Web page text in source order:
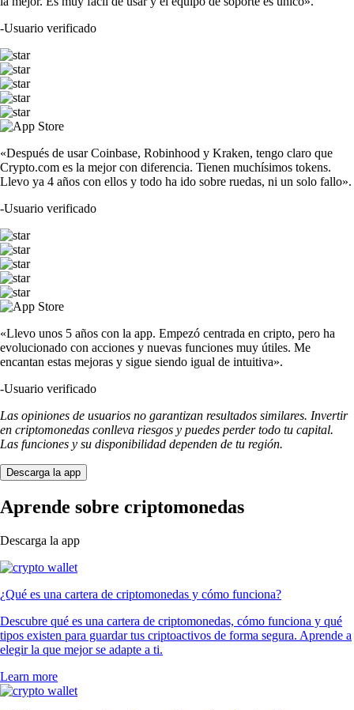
-Usuario verificado
«Después de usar Coinbase, Robinhood y Kraken, tengo claro que
Crypto.com es la mejor con diferencia. Tienen muchísimos tokens.
Llevo ya 4 años con ellos y todo ha ido sobre ruedas, ni un solo fallo».
-Usuario verificado
«Llevo unos 5 años con la app. Empezó centrada en cripto, pero ha
evolucionado con acciones y nuevas funciones muy útiles. Me
encantan estas mejoras y sigue siendo igual de intuitiva».
-Usuario verificado
Las opiniones de usuarios no garantizan resultados similares. Invertir
en criptomonedas conlleva riesgos y puedes perder todo tu capital.
Las funciones y su disponibilidad dependen de tu región.
Descarga la app
Aprende sobre criptomonedas
Descarga la app
¿Qué es una cartera de criptomonedas y cómo funciona?
Descubre qué es una cartera de criptomonedas, cómo funciona y qué
tipos existen para guardar tus criptoactivos de forma segura. Aprende a
elegir la que mejor se adapte a ti.
Learn more